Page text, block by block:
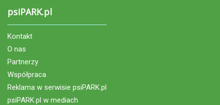
psiPARK.pl
Kontakt
O nas
Partnerzy
Współpraca
Reklama w serwisie psiPARK.pl
psiPARK.pl w mediach